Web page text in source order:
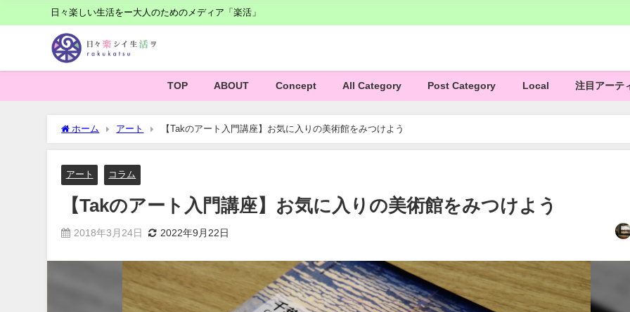
日々楽しい生活をー大人のためのメディア「楽活」
TOP ABOUT Concept All Category Post Category Local 注目アーテ
ホーム アート 【Takのアート入門講座】お気に入りの美術館をみつけよう
アート コラム
【Takのアート入門講座】お気に入りの美術館をみつけよう
2018年3月24日 2022年9月22日